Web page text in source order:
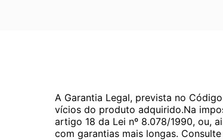
A Garantia Legal, prevista no
vícios do produto adquirido.Na
artigo 18 da Lei nº 8.078/1990, ou,
com garantias mais longas.